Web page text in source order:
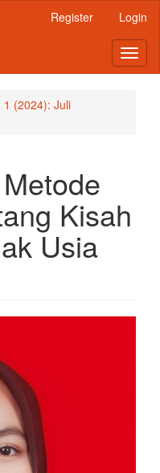
Register Login
1 (2024): Juli
Kisah
Usia